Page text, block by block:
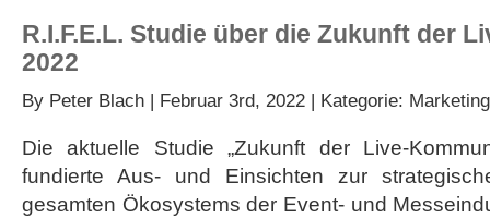
R.I.F.E.L. Studie über die Zukunft der
2022
By Peter Blach | Februar 3rd, 2022 | Kategorie: Marketing
Die aktuelle Studie „Zukunft der Live-
fundierte Aus- und Einsichten zur
gesamten Ökosystems der Event- und